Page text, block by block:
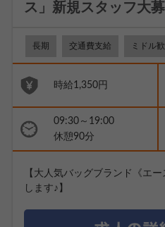
ス」新規スタッフ大
長期 交通費支給 ミドル
時給1,350円
09:30～19:00
休憩90分
【大人気バッグブランド《エ
します♪】